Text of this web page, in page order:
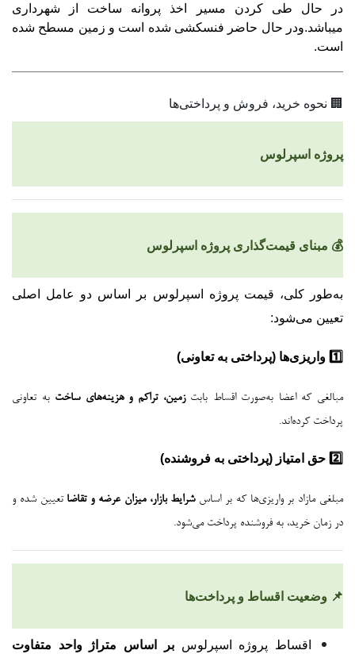
در حال طی کردن مسیر اخذ پروانه ساخت از شهرداری
میباشد.ودر حال حاضر فنسکشی شده است و زمین مسطح شده
است.
🏢 نحوه خرید، فروش و پرداختی‌ها
پروژه اسپرلوس
💰 مبنای قیمت‌گذاری پروژه اسپرلوس
به‌طور کلی، قیمت پروژه اسپرلوس بر اساس دو عامل اصلی
تعیین می‌شود:
1️⃣ واریزی‌ها (پرداختی به تعاونی)
مبالغی که اعضا به‌صورت اقساط بابتزمین، تراکم و هزینه‌های ساخت به تعاونی
پرداخت کرده‌اند.
2️⃣ حق امتیاز (پرداختی به فروشنده)
مبلغی مازاد بر واریزی‌ها که بر اساسشرایط بازار، میزان عرضه و تقاضا تعیین شده و
در زمان خرید، به فروشنده پرداخت می‌شود.
📌 وضعیت اقساط و پرداخت‌ها
اقساط پروژه اسپرلوسبر اساس متراژ واحد متفاوت